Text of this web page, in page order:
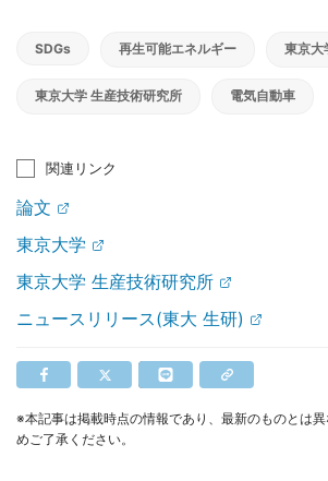
SDGs 再生可能エネルギー 東京大
東京大学 生産技術研究所 電気自動車
関連リンク
論文
東京大学
東京大学 生産技術研究所
ニュースリリース(東大 生研)
※本記事は掲載時点の情報であり、最新のものとは
めご了承ください。